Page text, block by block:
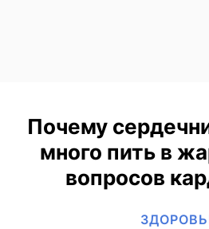
Почему
много пить в
вопросов